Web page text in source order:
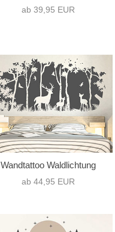
ab 39,95 EUR
Wandtattoo Waldlichtung
ab 44,95 EUR